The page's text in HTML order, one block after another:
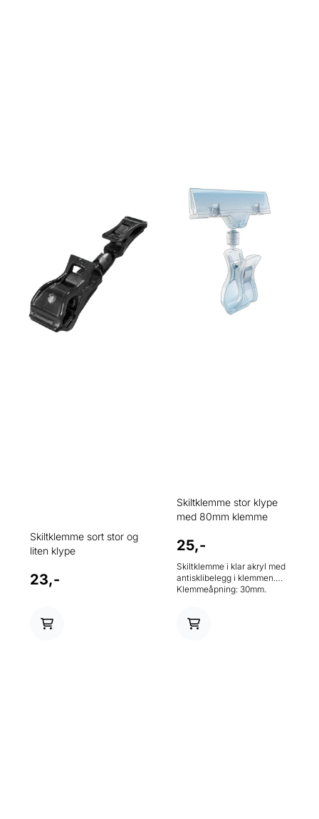
Skiltklemme sort stor og
liten klype
23,-
Skiltklemme stor klype
med 80mm klemme
25,-
Skiltklemme i klar akryl med
antisklibelegg i klemmen.
Klemmeåpning: 30mm.
Vinklingsbar